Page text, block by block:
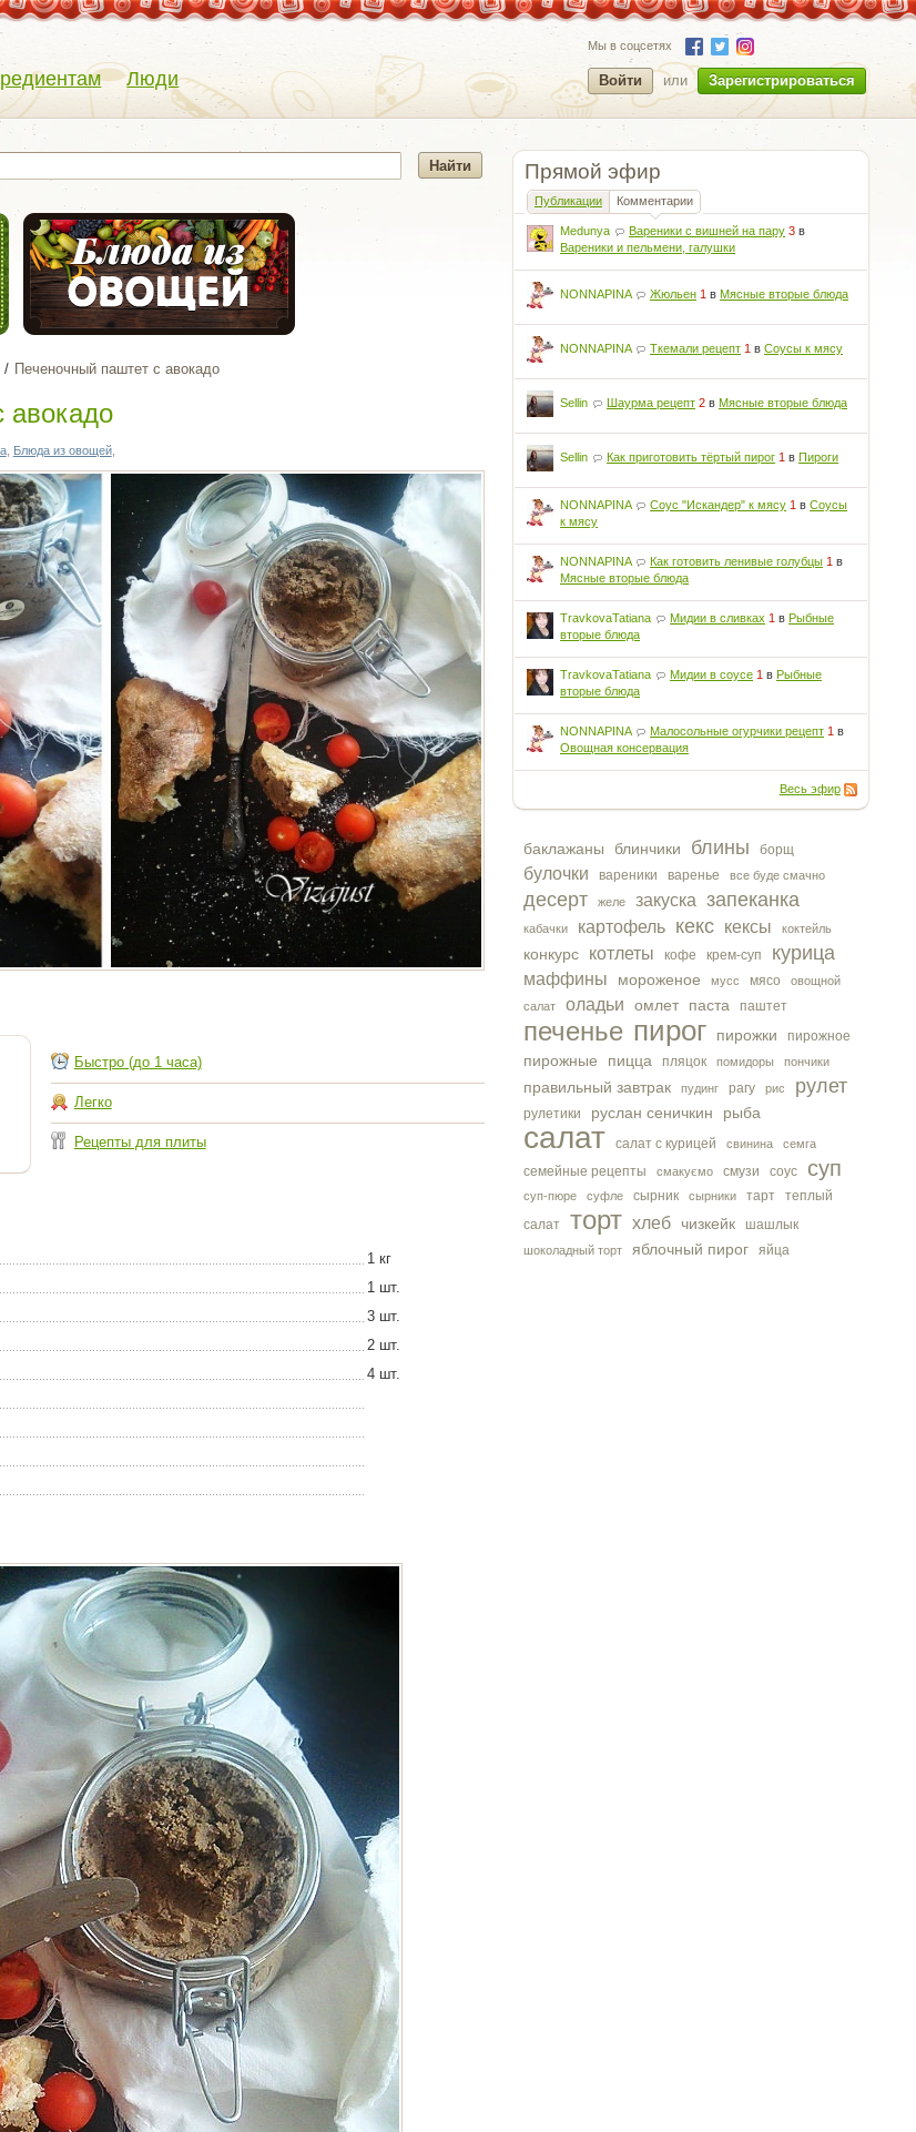
Люди
Мы в соцсетях
Войти или Зарегистрироваться
Прямой эфир
Публикации Комментарии
Medunya Вареники с вишней на пару 3 в
Вареники и пельмени, галушки
NONNAPINA Жюльен 1 вМясные вторые блюда
NONNAPINA Ткемали рецепт 1 вСоусы к мясу
Sellin Шаурма рецепт 2 вМясные вторые блюда
Sellin Как приготовить тёртый пирог 1 вПироги
NONNAPINA Соус "Искандер" к мясу 1 вСоусы
к мясу
NONNAPINA Как готовить ленивые голубцы 1 в
Мясные вторые блюда
TravkovaTatiana Мидии в сливках 1 вРыбные
вторые блюда
TravkovaTatiana Мидии в соусе 1 вРыбные
вторые блюда
NONNAPINA Малосольные огурчики рецепт 1 в
Овощная консервация
Весь эфир
баклажаны блинчики блины борщ
булочки вареники варенье все буде смачно
десерт желе закуска запеканка
кабачки картофель кекс кексы коктейль
конкурс котлеты кофе крем-суп курица
маффины мороженое мусс мясо
овощной
салат
оладьи омлет паста паштет
печенье пирог пирожки пирожное
пирожные пицца пляцок помидоры пончики
правильный завтрак пудинг рагу рис рулет
рулетики руслан сеничкин рыба
салат салат с курицей свинина семга
семейные рецепты смакуємо смузи соус суп
суп-пюре суфле сырник сырники тарт
теплый
салат
торт хлеб чизкейк шашлык
шоколадный торт яблочный пирог яйца
Печеночный паштет с авокадо
авокадо
, Блюда из овощей,
Быстро (до 1 часа)
Легко
Рецепты для плиты
1 кг
1 шт.
3 шт.
2 шт.
4 шт.